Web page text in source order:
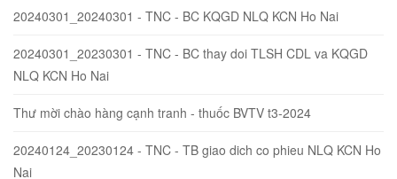
20240301_20240301 - TNC - BC KQGD NLQ KCN Ho Nai
20240301_20230301 - TNC - BC thay doi TLSH CDL va KQGD
NLQ KCN Ho Nai
Thư mời chào hàng cạnh tranh - thuốc BVTV t3-2024
20240124_20230124 - TNC - TB giao dich co phieu NLQ KCN Ho
Nai